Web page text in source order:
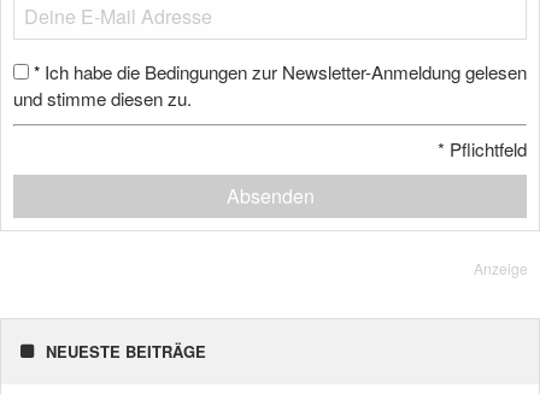
* Ich habe die Bedingungen zur Newsletter-Anmeldung gelesen
und stimme diesen zu.
* Pflichtfeld
Absenden
Anzeige
NEUESTE BEITRÄGE